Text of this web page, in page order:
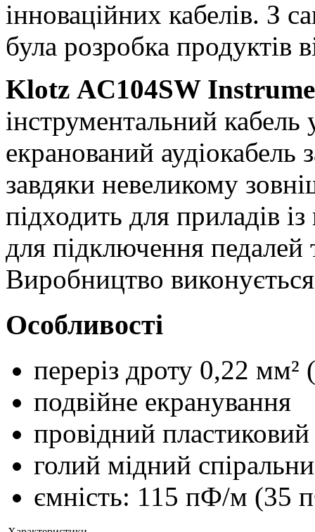
інноваційних кабелів. З
була розробка продуктів
Klotz AC104SW
інструментальний
екранований аудіокабель
завдяки невеликому
підходить для приладів
для підключення педалей
Виробництво
Особливості
переріз дроту 0,22
подвійне екранування
провідний
голий мідний
ємність: 115 пФ/м (35